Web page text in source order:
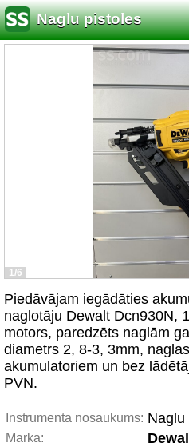
Naglu pistoles
1/6
Piedāvājam iegādāties
naglotāju Dewalt Dcn930N,
motors, paredzēts naglām
diametrs 2, 8-3, 3mm,
akumulatoriem un bez
PVN.
Instrumenta nosaukums: Naglu
Marka: